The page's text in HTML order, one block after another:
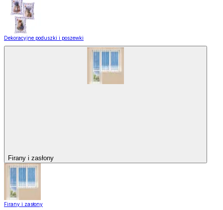
Dekoracyjne poduszki i poszewki
Firany i zasłony
Firany i zasłony